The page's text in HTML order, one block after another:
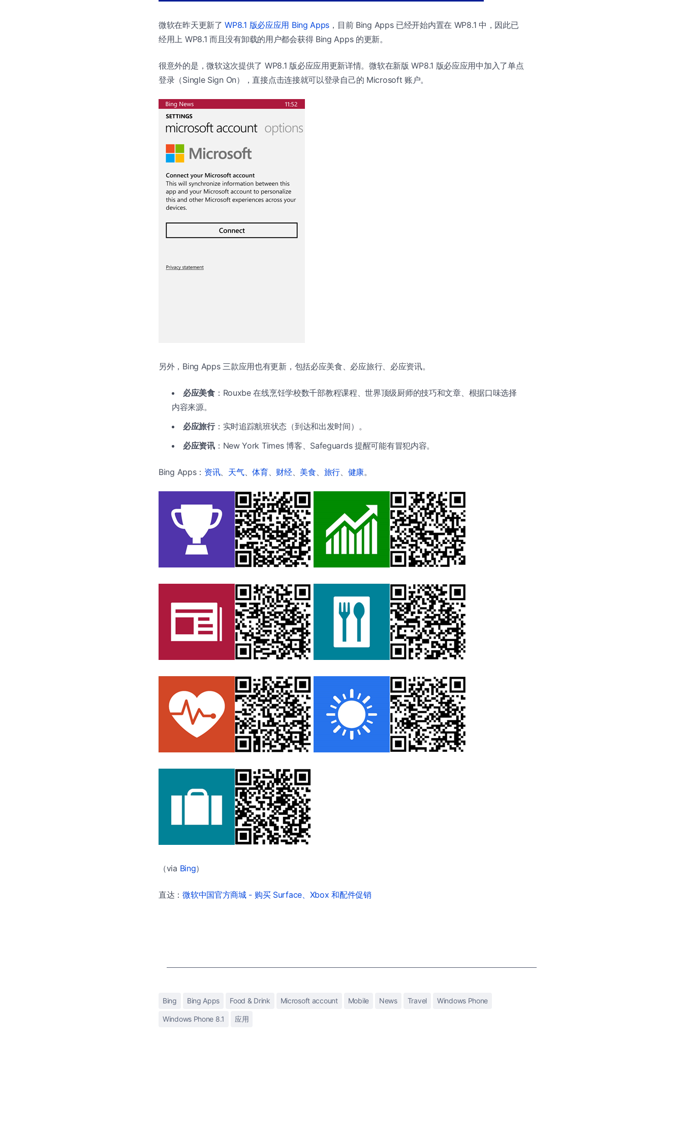
微软在昨天更新了WP8.1 版必应应用 Bing Apps ，目前 Bing Apps 已经开始内置在 WP8.1 中，因此已
经用上 WP8.1 而且没有卸载的用户都会获得 Bing Apps 的更新。
很意外的是，微软这次提供了 WP8.1 版必应应用更新详情。微软在新版 WP8.1 版必应应用中加入了单点
登录（Single Sign On），直接点击连接就可以登录自己的 Microsoft 账户。
另外，Bing Apps 三款应用也有更新，包括必应美食、必应旅行、必应资讯。
必应美食：Rouxbe 在线烹饪学校数千部教程课程、世界顶级厨师的技巧和文章、根据口味选择
内容来源。
必应旅行：实时追踪航班状态（到达和出发时间）。
必应资讯：New York Times 博客、Safeguards 提醒可能有冒犯内容。
Bing Apps： 资讯、 天气、体育、 财经、 美食 旅行 健康。
（via Bing）
直达：微软中国官方商城 - 购买 Surface、Xbox 和配件促销
Bing Bing Apps Food & Drink Microsoft account Mobile News Travel Windows Phone
Windows Phone 8.1 应用